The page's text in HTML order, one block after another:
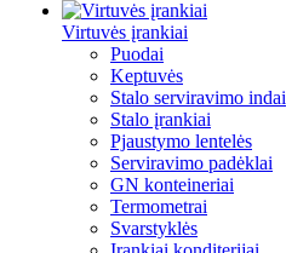
Virtuvės įrankiai
Puodai
Keptuvės
Stalo serviravimo indai
Stalo įrankiai
Pjaustymo lentelės
Serviravimo padėklai
GN konteineriai
Termometrai
Svarstyklės